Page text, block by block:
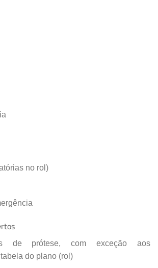
no rol)
de prótese, com exceção aos
do plano (rol)